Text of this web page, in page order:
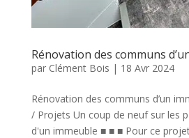
Rénovation des communs
par Clément Bois | 18 Avr 2024
Rénovation des communs d’un
/ Projets Un coup de neuf sur les
d'un immeuble ■ ■ ■ Pour ce